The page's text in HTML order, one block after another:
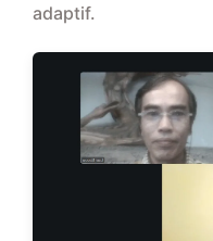
adaptif.